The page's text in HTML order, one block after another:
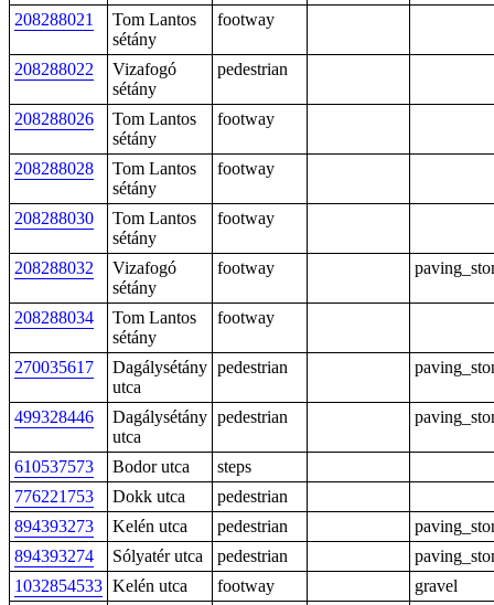
208288021
Tom Lantos
sétány
footway
208288022
Vizafogó
sétány
pedestrian
208288026
Tom Lantos
sétány
footway
208288028
Tom Lantos
sétány
footway
208288030
Tom Lantos
sétány
footway
208288032
Vizafogó
sétány
footway
208288034
Tom Lantos
sétány
footway
270035617
Dagálysétány
utca
pedestrian
499328446
Dagálysétány
utca
pedestrian
610537573 Bodor utca
steps
776221753
Dokk utca
pedestrian
894393273
Kelén utca pedestrian
894393274
Sólyatér utca pedestrian
1032854533 Kelén utca footway
gravel